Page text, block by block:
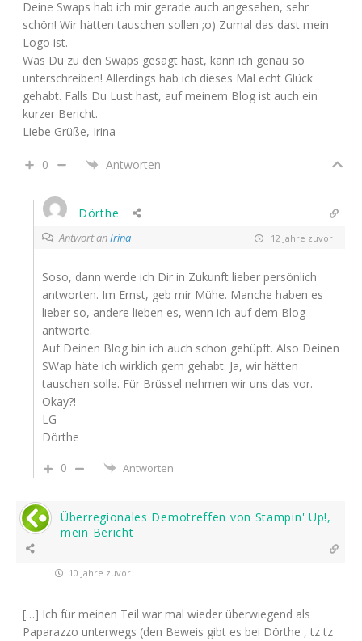
Deine Swaps hab ich mir gerade auch angesehen, sehr
schön! Wir hätten tauschen sollen ;o) Zumal das dast mein
Logo ist.
Was Du zu den Swaps gesagt hast, kann ich genau so
unterschreiben! Allerdings hab ich dieses Mal echt Glück
gehabt. Falls Du Lust hast, auf meinem Blog ist auch ein
kurzer Bericht.
Liebe Grüße, Irina
0 Antworten
Dörthe
Antwort anIrina 12 Jahre zuvor
Soso, dann werde ich Dir in Zukunft lieber persönlich
antworten. Im Ernst, geb mir Mühe. Manche haben es
lieber so, andere lieben es, wenn ich auf dem Blog
antworte.
Auf Deinen Blog bin ich auch schon gehüpft. Also Deinen
SWap häte ich wirklich gern gehabt. Ja, wir hätten
tauschen solle. Für Brüssel nehmen wir uns das vor.
Okay?!
LG
Dörthe
0
Antworten
Überregionales Demotreffen von Stampin' Up!,
mein Bericht
10 Jahre zuvor
[…] Ich für meinen Teil war mal wieder überwiegend als
Paparazzo unterwegs (den Beweis gibt es bei Dörthe , tz tz